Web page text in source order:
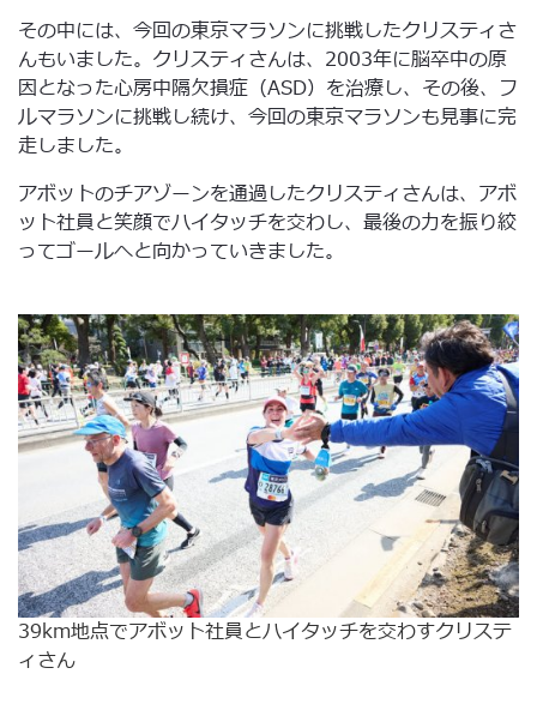
その中には、今回の東京マラソンに挑戦したクリスティさ
んもいました。クリスティさんは、2003年に脳卒中の原
因となった心房中隔欠損症（ASD）を治療し、その後、フ
ルマラソンに挑戦し続け、今回の東京マラソンも見事に完
走しました。
アボットのチアゾーンを通過したクリスティさんは、アボ
ット社員と笑顔でハイタッチを交わし、最後の力を振り絞
ってゴールへと向かっていきました。
39km地点でアボット社員とハイタッチを交わすクリステ
ィさん